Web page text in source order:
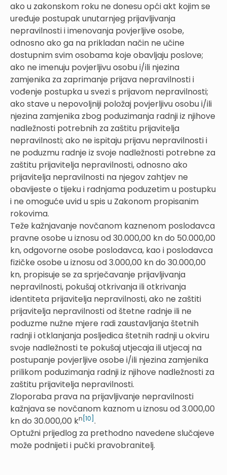
ako u zakonskom roku ne donesu opći akt kojim se
uređuje postupak unutarnjeg prijavljivanja
nepravilnosti i imenovanja povjerljive osobe,
odnosno ako ga na prikladan način ne učine
dostupnim svim osobama koje obavljaju poslove;
ako ne imenuju povjerljivu osobu i/ili njezina
zamjenika za zaprimanje prijava nepravilnosti i
vođenje postupka u svezi s prijavom nepravilnosti;
ako stave u nepovoljniji položaj povjerljivu osobu i/ili
njezina zamjenika zbog poduzimanja radnji iz njihove
nadležnosti potrebnih za zaštitu prijavitelja
nepravilnosti; ako ne ispitaju prijavu nepravilnosti i
ne poduzmu radnje iz svoje nadležnosti potrebne za
zaštitu prijavitelja nepravilnosti, odnosno ako
prijavitelja nepravilnosti na njegov zahtjev ne
obavijeste o tijeku i radnjama poduzetim u postupku
i ne omoguće uvid u spis u Zakonom propisanim
rokovima.
Teže kažnjavanje novčanom kaznenom poslodavca
pravne osobe u iznosu od 30.000,00 kn do 50.000,00
kn, odgovorne osobe poslodavca, kao i poslodavca
fizičke osobe u iznosu od 3.000,00 kn do 30.000,00
kn, propisuje se za sprječavanje prijavljivanja
nepravilnosti, pokušaj otkrivanja ili otkrivanja
identiteta prijavitelja nepravilnosti, ako ne zaštiti
prijavitelja nepravilnosti od štetne radnje ili ne
poduzme nužne mjere radi zaustavljanja štetnih
radnji i otklanjanja posljedica štetnih radnji u okviru
svoje nadležnosti te pokušaj utjecaja ili utjecaj na
postupanje povjerljive osobe i/ili njezina zamjenika
prilikom poduzimanja radnji iz njihove nadležnosti za
zaštitu prijavitelja nepravilnosti.
Zloporaba prava na prijavljivanje nepravilnosti
kažnjava se novčanom kaznom u iznosu od 3.000,00
kn do 30.000,00 kn [10] .
Optužni prijedlog za prethodno navedene slučajeve
može podnijeti i pučki pravobranitelj.